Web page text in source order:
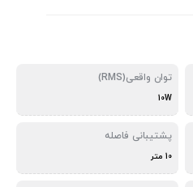
توان واقعی(RMS)
10W
پشتیبانی فاصله
10 متر